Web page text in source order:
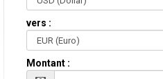
vers :
Montant :